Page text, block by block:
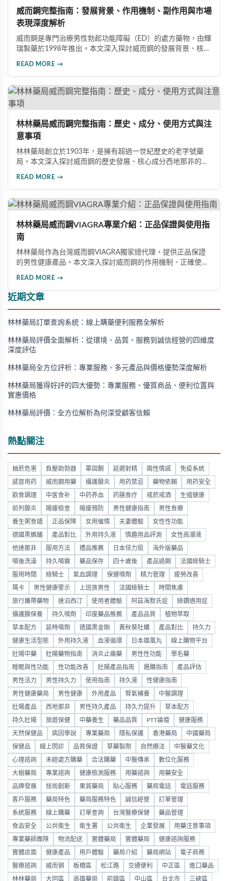
威而鋼完整指南：發展背景、作用機制、副作用與市場
表現深度解析
威而鋼是專門治療男性勃起功能障礙（ED）的處方藥物，由輝
瑞製藥於1998年推出。本文深入探討威而鋼的發展背景、核心
READ MORE →
林林藥局威而鋼完整指南：歷史、成分、使用方式與注
意事項
林林藥局創立於1903年，是擁有超過一世紀歷史的老字號藥
局。本文深入探討威而鋼的歷史發展、核心成分西地那非的作
READ MORE →
林林藥局威而鋼VIAGRA專業介紹：正品保證與使用指
南
林林藥局作為台灣威而鋼VIAGRA獨家總代理，提供正品保證
的男性健康產品。本文深入探討威而鋼的作用機制、正確使用
擇。
READ MORE →
近期文章
林林藥局訂單查詢系統：線上購藥便利服務全解析
林林藥局評價全面解析：從環境、品質、服務到誠信經營的四維度
深度評估
林林藥局全方位評析：專業服務、多元產品與價格優勢深度解析
林林藥局獲得好評的四大優勢：專業服務、優質商品、便利位置與
實惠價格
林林藥局評價：全方位解析為何深受顧客信賴
熱點關注
抽菸危害 負壓助勃器 睪固酮 延遲射精 兩性情感 免疫系統
感冒用药 威而鋼用藥 攝護腺炎 用药禁忌 藥物依賴 用药安全
飲食調理 中医食补 中药养血 药膳食疗 戒菸戒酒 生殖健康
前列腺炎 陽痿檢查 陽痿預防 男性健康指南 男性食療
養生粥食譜 正品保障 女用催情 夫妻體驗 女性性功能
德國黑螞蟻 產品對比 外用持久液 情趣用品評測 女性高潮液
他達那非 服用方法 禮品推薦 日本倍力挺 海外版藥品
噴後洗澡 持久噴霧 藥品保存 四十歲後 產品過期 法國綠騎士
服用時間 綠騎士 氣血調理 保健噴劑 精力管理 疲勞改善
瑪卡 男性健康警示 上班族男性 法國綠騎士 時間焦慮
旅行攜帶藥物 達泊西汀 使用者體驗 阿茲海默氏症 綠鑽適用症
攝護腺保養 持久噴劑 印度藥品推薦 產品品質 植物萃取
草本配方 延時噴劑 德國黑金剛 黃秋葵牡蠣 產品對比 持久力
健康生活型態 外用持久液 血液循環 日本雄風丸 線上購物平台
壯陽中藥 壯陽藥物指南 消炎止痛藥 男性性功能 學名藥
睡眠與性功能 性功能改善 壯陽產品指南 選購指南 產品評估
男性活力 男性持久力 使用指南 持久液 性健康指南
男性健康藥局 男性健康 外用產品 腎氣補養 中醫調理
壯陽產品 西地那非 男性持久產品 持久力提升 草本配方
持久壯陽 旅遊保健 中藥養生 藥品品質 PTT論壇 健康服務
天然保健品 病因學說 專業藥局 隱私保護 香港藥局 中國藥局
保健品 線上問診 品質保證 草藥製劑 自然療法 中醫藥文化
心理諮詢 未經處方購藥 合法購藥 中醫傳承 數位化服務
大樹藥局 專業諮詢 健康檢測服務 用藥諮詢 用藥安全
品牌發展 技術創新 果貿藥局 貼心服務 藥局電話 電話服務
客戶服務 藥局特色 藥局服務特色 誠信經營 訂單管理
系統服務 線上購藥 訂單查詢 台灣醫療保健 藥品管理
食品安全 公共衛生 衛生署 公共衛生 企業發展 用藥注意事項
專業藥師團隊 物流配送 實體藥局 實體藥局 健康諮詢服務
實體店面 健康產品 用戶體驗 藥局介紹 藥局網站 電子商務
醫療諮詢 威而钢 板橋區 松江路 交通便利 中正區 進口藥品
林林藥局 大同區 高雄藥局 前鎮區 中山區 台北市 三峽區